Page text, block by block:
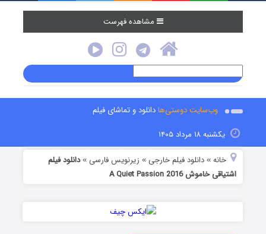
مشاهده فهرست
وب‌سایت دوستی‌هادانلود و تماشای فیلم
یکشنبه ۱۸ مرداد ۱۴۰۵
خانه »دانلود فیلم خارجی » زیرنویس فارسی »دانلود فیلم
اشتیاقی خاموش A Quiet Passion 2016